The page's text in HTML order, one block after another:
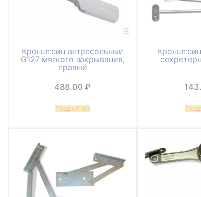
Кронштейн антресольный
G127 мягкого закрывания,
правый
488.00₽
Подробнее